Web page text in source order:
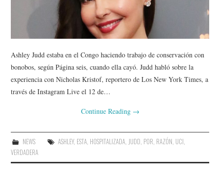
Ashley Judd estaba en el Congo haciendo trabajo de conservación con
bonobos, según Página seis, cuando ella cayó. Judd habló sobre la
experiencia con Nicholas Kristof, reportero de Los New York Times, a
través de Instagram Live el 12 de…
Continue Reading →
NEWS ASHLEY, ESTA, HOSPITALIZADA, JUDD, POR, RAZÓN, UCI,
VERDADERA